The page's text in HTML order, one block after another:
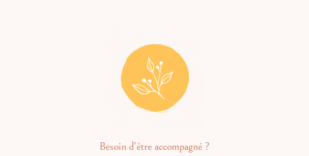
Besoin d’être accompagné ?